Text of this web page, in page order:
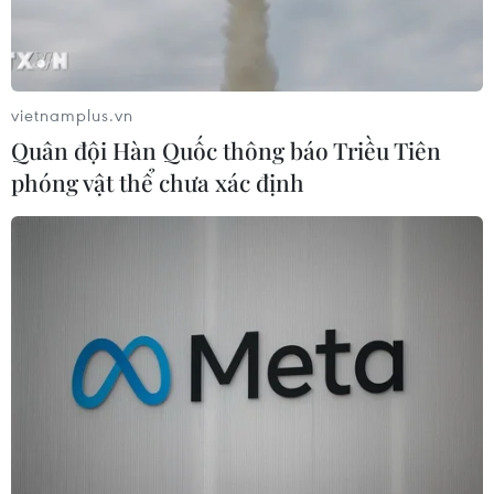
Khách sạn The Ritz-Carlton ở thủ đô Riyadh của Saudi Arabia,
nơi diễn ra cuộc đàm phán giữa phái đoàn Nga và Mỹ về xung
đột Ukraine. (Ảnh: THX/TTXVN)
vietnamplus.vn
Quân đội Hàn Quốc thông báo Triều Tiên
phóng vật thể chưa xác định